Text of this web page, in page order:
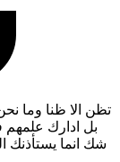
تظن الا ظنا وما
بل ادارك
شك انما يستأذنك